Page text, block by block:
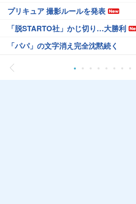
プリキュア 撮影ルールを発表
「脱STARTO社」かじ切り…大勝利
「パパ」の文字消え完全沈黙続く